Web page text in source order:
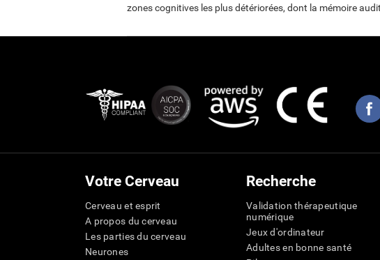
zones cognitives les plus détériorées, dont la mémoire
Votre Cerveau
Cerveau et esprit
A propos du cerveau
Les parties du cerveau
Neurones
Recherche
Validation thérapeutique
numérique
Jeux d'ordinateur
Adultes en bonne santé